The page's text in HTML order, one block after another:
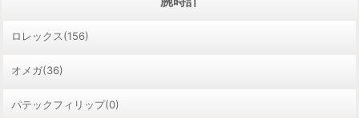
ロレックス(156)
オメガ(36)
パテックフィリップ(0)